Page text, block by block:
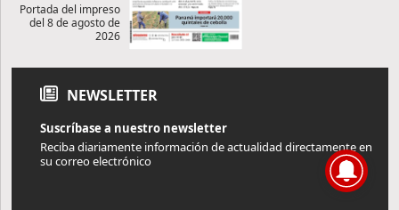
Portada del impreso
del 8 de agosto de
2026
NEWSLETTER
Suscríbase a nuestro newsletter
Reciba diariamente información de actualidad directamente en
su correo electrónico